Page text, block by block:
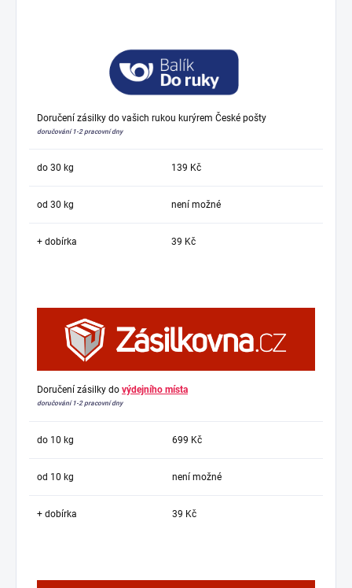
Doručení zásilky do vašich rukou kurýrem České pošty
doručování 1-2 pracovní dny
do 30 kg 139 Kč
od 30 kg není možné
+ dobírka 39 Kč
Doručení zásilky do výdejního místa
doručování 1-2 pracovní dny
do 10 kg 699 Kč
od 10 kg není možné
+ dobírka 39 Kč